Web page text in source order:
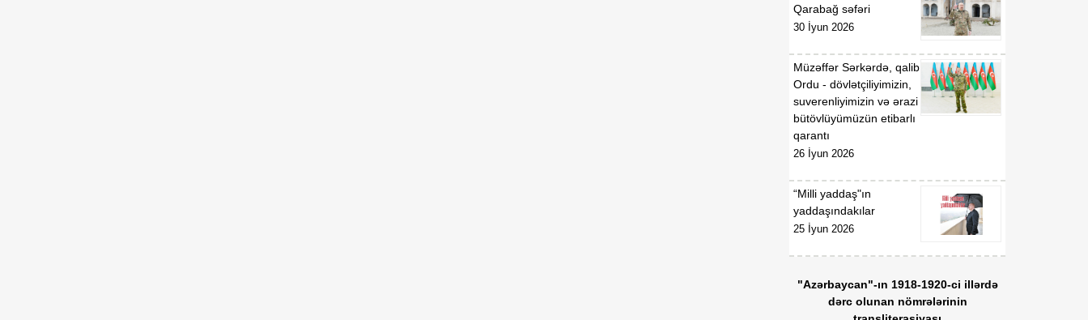
Qarabağ səfəri
30 İyun 2026
Müzəffər Sərkərdə, qalib
Ordu - dövlətçiliyimizin,
suverenliyimizin və ərazi
bütövlüyümüzün etibarlı
qarantı
26 İyun 2026
“Milli yaddaş"ın
yaddaşındakılar
25 İyun 2026
"Azərbaycan"-ın 1918-1920-ci illərdə
dərc olunan nömrələrinin